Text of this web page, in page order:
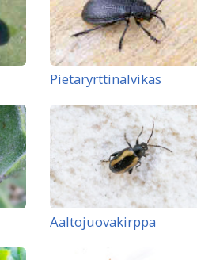
Pietaryrttinälvikäs
Aaltojuovakirppa